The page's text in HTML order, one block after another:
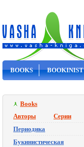
BOOKS BOOKINIST
Books
Авторы
Серии
Периодика
Букинистическая